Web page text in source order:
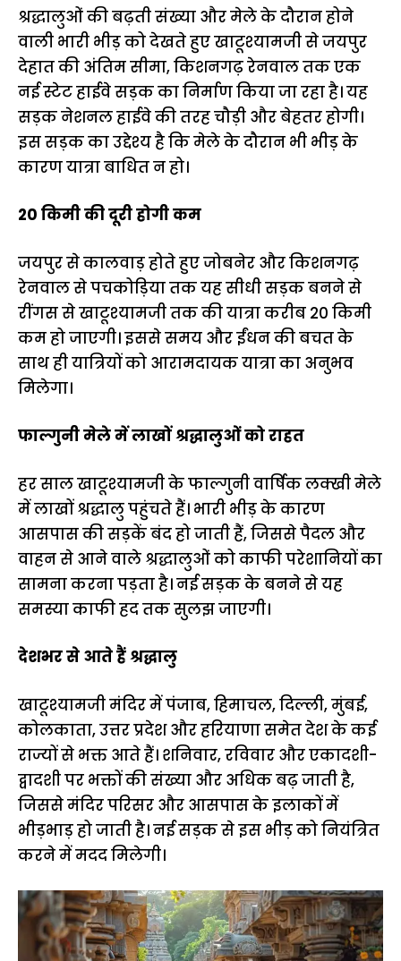
श्रद्धालुओं की बढ़ती संख्या और मेले के दौरान होने
वाली भारी भीड़ को देखते हुए खाटूश्यामजी से जयपुर
देहात की अंतिम सीमा, किशनगढ़ रेनवाल तक एक
नई स्टेट हाईवे सड़क का निर्माण किया जा रहा है। यह
सड़क नेशनल हाईवे की तरह चौड़ी और बेहतर होगी।
इस सड़क का उद्देश्य है कि मेले के दौरान भी भीड़ के
कारण यात्रा बाधित न हो।
20 किमी की दूरी होगी कम
जयपुर से कालवाड़ होते हुए जोबनेर और किशनगढ़
रेनवाल से पचकोड़िया तक यह सीधी सड़क बनने से
रींगस से खाटूश्यामजी तक की यात्रा करीब 20 किमी
कम हो जाएगी। इससे समय और ईंधन की बचत के
साथ ही यात्रियों को आरामदायक यात्रा का अनुभव
मिलेगा।
फाल्गुनी मेले में लाखों श्रद्धालुओं को राहत
हर साल खाटूश्यामजी के फाल्गुनी वार्षिक लक्खी मेले
में लाखों श्रद्धालु पहुंचते हैं। भारी भीड़ के कारण
आसपास की सड़कें बंद हो जाती हैं, जिससे पैदल और
वाहन से आने वाले श्रद्धालुओं को काफी परेशानियों का
सामना करना पड़ता है। नई सड़क के बनने से यह
समस्या काफी हद तक सुलझ जाएगी।
देशभर से आते हैं श्रद्धालु
खाटूश्यामजी मंदिर में पंजाब, हिमाचल, दिल्ली, मुंबई,
कोलकाता, उत्तर प्रदेश और हरियाणा समेत देश के कई
राज्यों से भक्त आते हैं। शनिवार, रविवार और एकादशी-
द्वादशी पर भक्तों की संख्या और अधिक बढ़ जाती है,
जिससे मंदिर परिसर और आसपास के इलाकों में
भीड़भाड़ हो जाती है। नई सड़क से इस भीड़ को नियंत्रित
करने में मदद मिलेगी।